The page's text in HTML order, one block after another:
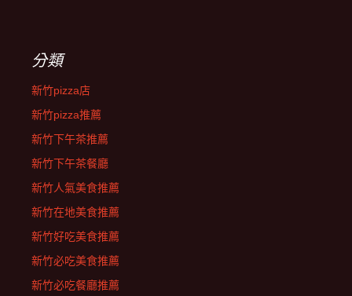
分類
新竹pizza店
新竹pizza推薦
新竹下午茶推薦
新竹下午茶餐廳
新竹人氣美食推薦
新竹在地美食推薦
新竹好吃美食推薦
新竹必吃美食推薦
新竹必吃餐廳推薦